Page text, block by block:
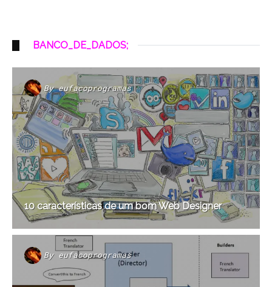
BANCO_DE_DADOS;
Byeufacoprogramas
10 características de um bom Web Designer
By eufacoprogramas